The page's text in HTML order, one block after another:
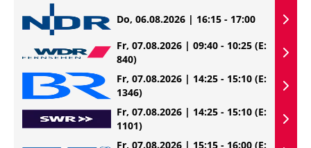
Do, 06.08.2026 | 16:15 - 17:00
Fr, 07.08.2026 | 09:40 - 10:25 (E:
840)
Fr, 07.08.2026 | 14:25 - 15:10 (E:
1346)
Fr, 07.08.2026 | 14:25 - 15:10 (E:
1101)
Fr, 07.08.2026 | 15:15 - 16:00 (E: